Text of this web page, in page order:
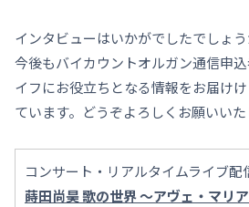
インタビューはいかがでしたでしょう
今後もバイカウントオルガン通信申
イフにお役立ちとなる情報をお届け
ています。どうぞよろしくお願いいた
コンサート・リアルタイムライブ配
蒔田尚昊 歌の世界 ～アヴェ・マリ